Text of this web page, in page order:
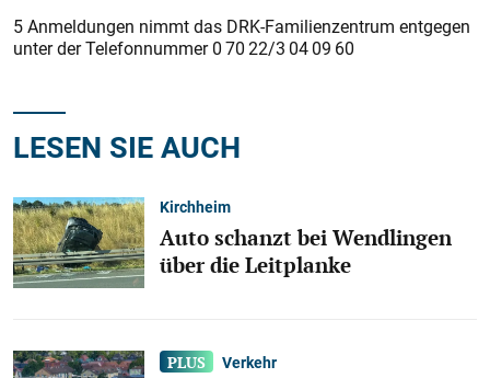
5 Anmeldungen nimmt das DRK-Familienzentrum entgegen
unter der Telefonnummer 0 70 22/3 04 09 60
LESEN SIE AUCH
Kirchheim
Auto schanzt bei Wendlingen
über die Leitplanke
Verkehr